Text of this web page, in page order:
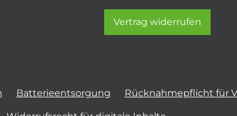
Vertrag widerrufen
Batterieentsorgung Rücknahmepflicht für